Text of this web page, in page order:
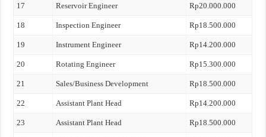
17 Reservoir Engineer Rp20.000.000
18 Inspection Engineer Rp18.500.000
19 Instrument Engineer Rp14.200.000
20 Rotating Engineer Rp15.300.000
21 Sales/Business Development Rp18.500.000
22 Assistant Plant Head Rp14.200.000
23 Assistant Plant Head Rp18.500.000